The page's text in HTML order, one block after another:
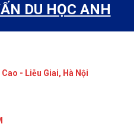
DU HỌC ANH
- Liễu Giai, Hà Nội